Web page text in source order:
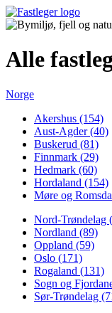
Alle
Norge
Akershus (154)
Aust-Agder (40)
Buskerud (81)
Finnmark (29)
Hedmark (60)
Hordaland (154)
Møre og
Nord-Trøndelag
Nordland (89)
Oppland (59)
Oslo (171)
Rogaland (131)
Sogn og
Sør-Trøndelag